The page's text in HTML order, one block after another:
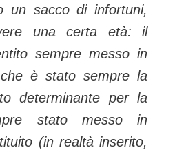
un sacco di infortuni,
una certa età: il
sempre messo in
è stato sempre la
determinante per la
stato messo in
(in realtà inserito,